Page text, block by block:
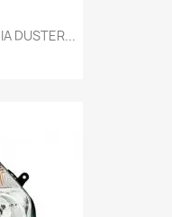
DUSTER...